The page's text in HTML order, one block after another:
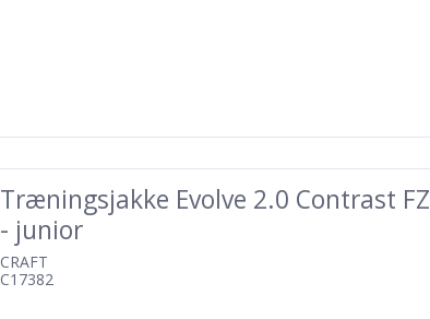
Træningsjakke Evolve 2.0 Contrast FZ
- junior
CRAFT
C17382